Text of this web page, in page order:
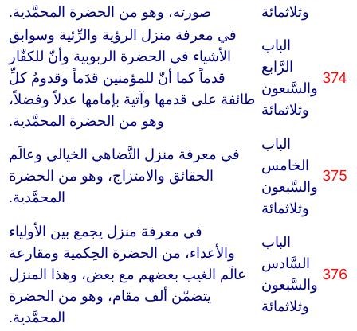
وثلاثمائة
صورته، وهو من الحضرة المحمَّدية.
374
الباب
الرَّابع
والسَّبعون
وثلاثمائة
في معرفة منزل الرؤية والرِّئية وسوابق
الأشياء في الحضرة الربوبية وأنّ للكفّار
قدماً كما أنّ للمؤمنين قدَماً وقدومُ كلِّ
طائفة على قدمها وآتية بإمامها عدلاً وفضلاً،
وهو من الحضرة المحمَّدية.
375
الباب
الخامس
والسَّبعون
وثلاثمائة
في معرفة منزل التَّضاهي الخيالي وعالَم
الحقائق والامتزاج، وهو من الحضرة
المحمَّدية.
376
الباب
السَّادس
والسَّبعون
وثلاثمائة
في معرفة منزل يجمع بين الأولياء
والأعداء، من الحضرة الحِكمية ومقارعة
عالَم الغيب بعضهم مع بعض، وهذا المنزل
يتضمّن ألف مقام، وهو من الحضرة
المحمَّدية.